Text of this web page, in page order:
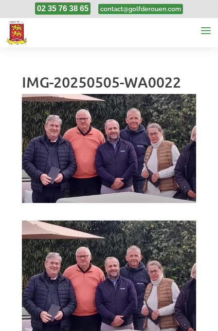
02 35 76 38 65 contact@golfderouen.com
IMG-20250505-WA0022
5, Mai, 2025